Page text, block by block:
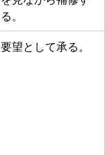
る。
要望として承る。